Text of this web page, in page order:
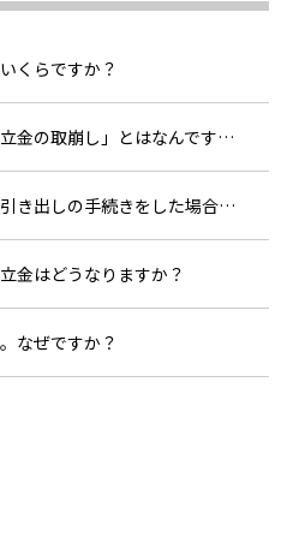
くらですか？
の取崩し」とはなんですか？
をした場合、振り込まれるのはいつですか？
金はどうなりますか？
なぜですか？